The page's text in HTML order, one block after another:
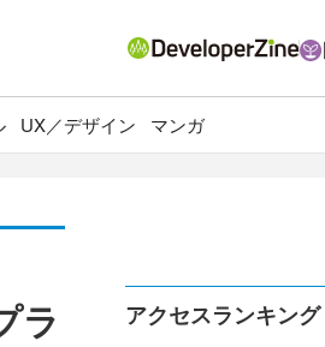
UX／デザイン マンガ
ラ
アクセスランキング